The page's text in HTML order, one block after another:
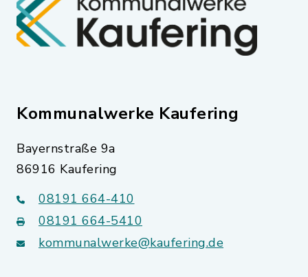
Kommunalwerke Kaufering
Bayernstraße 9a
86916 Kaufering
08191 664-410
08191 664-5410
kommunalwerke@kaufering.de